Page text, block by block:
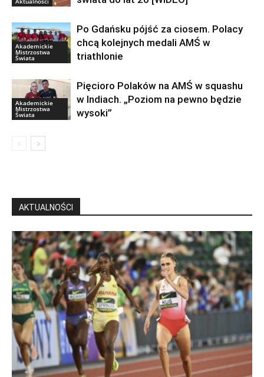
Akademickie
Mistrzostwa
Świata
Po Gdańsku pójść za ciosem. Polacy
chcą kolejnych medali AMŚ w
triathlonie
Akademickie
Mistrzostwa
Świata
Pięcioro Polaków na AMŚ w squashu
w Indiach. „Poziom na pewno będzie
wysoki”
AKTUALNOŚCI